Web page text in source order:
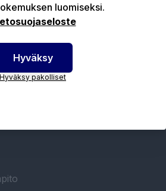
luomiseksi.
Hyväksy
Hyväksy pakolliset